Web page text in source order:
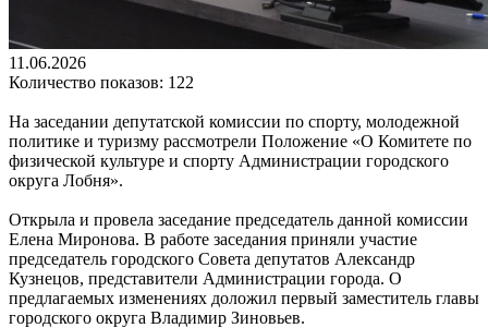
11.06.2026
Количество показов: 122
На заседании депутатской комиссии по спорту, молодежной
политике и туризму рассмотрели Положение «О Комитете по
физической культуре и спорту Администрации городского
округа Лобня».
Открыла и провела заседание председатель данной комиссии
Елена Миронова. В работе заседания приняли участие
председатель городского Совета депутатов Александр
Кузнецов, представители Администрации города. О
предлагаемых изменениях доложил первый заместитель главы
городского округа Владимир Зиновьев.